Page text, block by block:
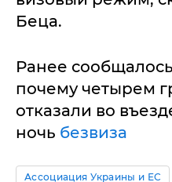
Беца.
Ранее
почему четырем
отказали во
ночь безвиза
Ассоциация Украины и ЕС